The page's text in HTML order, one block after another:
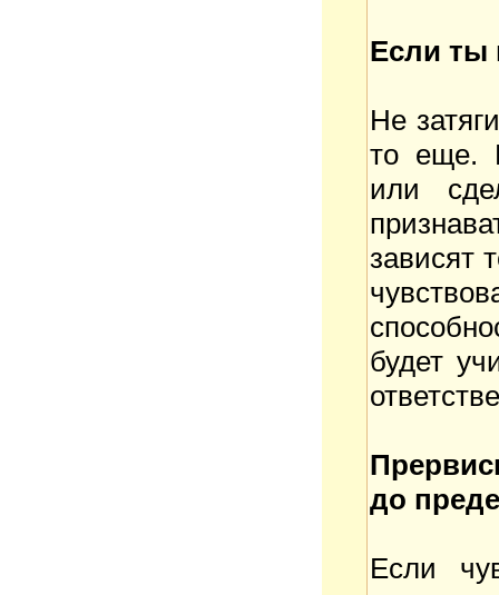
Если ты
Не
то еще.
или
зависят
будет
до
Если